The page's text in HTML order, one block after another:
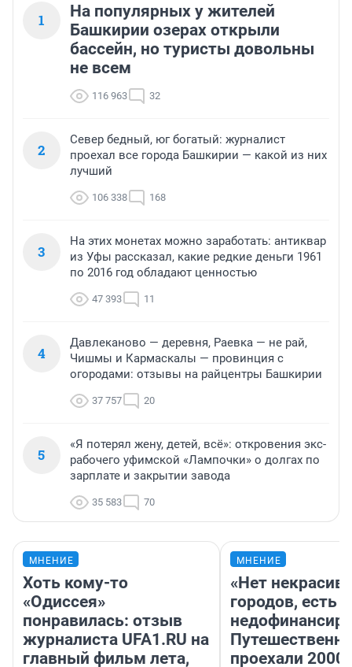
1
На популярных у жителей
Башкирии озерах открыли
бассейн, но туристы довольны
не всем
116 963 32
2
Север бедный, юг богатый: журналист
проехал все города Башкирии — какой из них
лучший
106 338 168
3
На этих монетах можно заработать: антиквар
из Уфы рассказал, какие редкие деньги 1961
по 2016 год обладают ценностью
47 393 11
4
Давлеканово — деревня, Раевка — не рай,
Чишмы и Кармаскалы — провинция с
огородами: отзывы на райцентры Башкирии
37 757 20
5
«Я потерял жену, детей, всё»: откровения экс-
рабочего уфимской «Лампочки» о долгах по
зарплате и закрытии завода
35 583 70
МНЕНИЕ
Хоть кому-то
«Одиссея»
понравилась: отзыв
журналиста UFA1.RU на
главный фильм лета,
МНЕНИЕ
«Нет
городов, есть
проехали 2000